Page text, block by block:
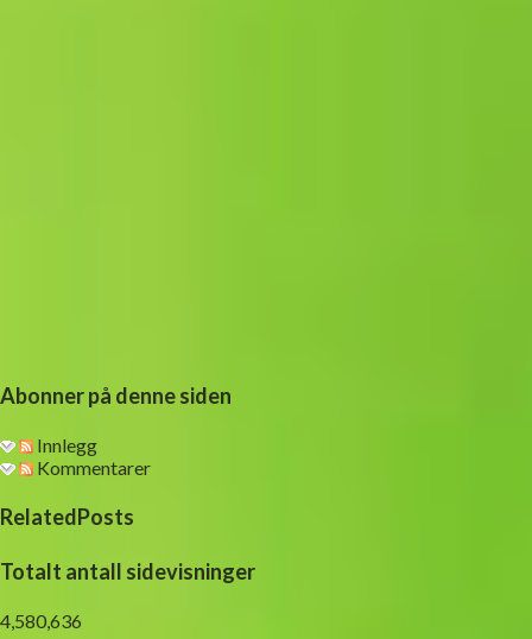
Abonner på denne siden
Innlegg
Kommentarer
RelatedPosts
Totalt antall sidevisninger
4,580,636